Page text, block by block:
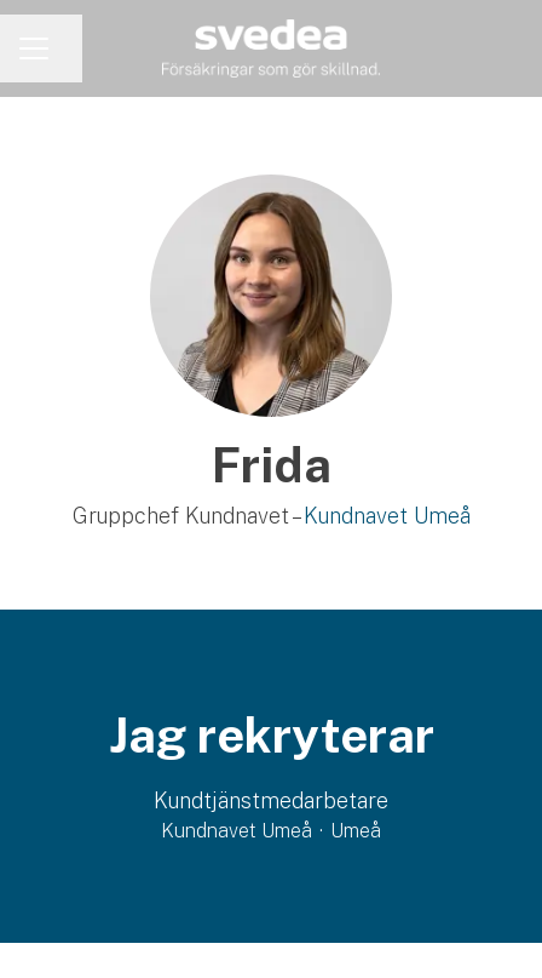
Frida
Gruppchef Kundnavet – Kundnavet Umeå
Jag rekryterar
Kundtjänstmedarbetare
Kundnavet Umeå · Umeå